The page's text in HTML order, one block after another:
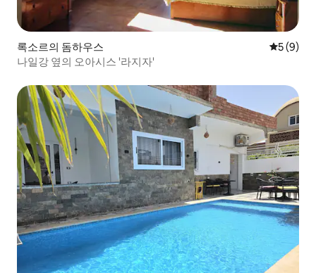
록소르의 돔하우스 평점 5점
5 (9)
나일강 옆의 오아시스 '라지자'